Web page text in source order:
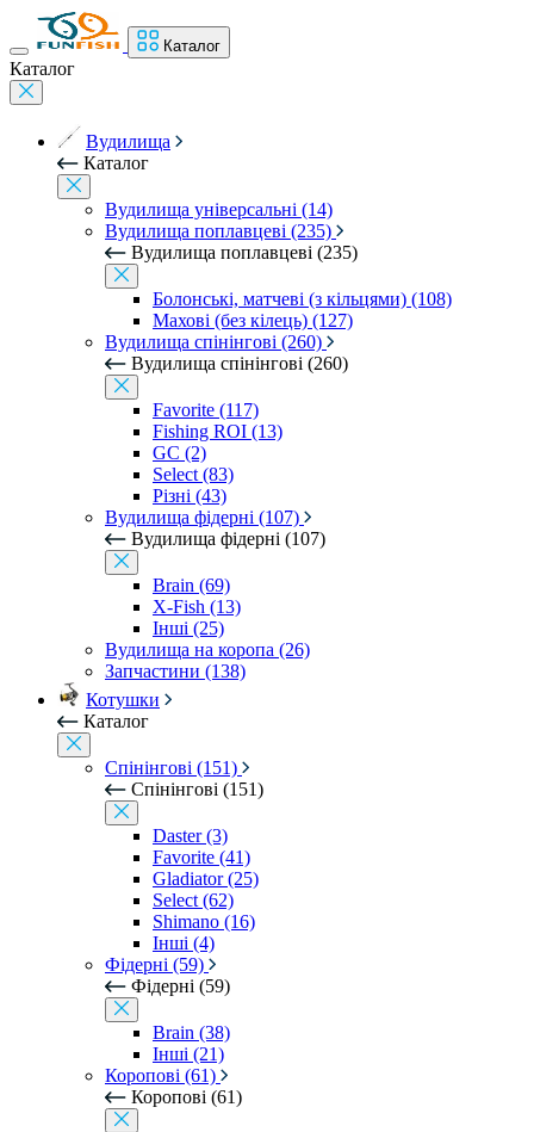
Каталог
Каталог
Вудилища
Каталог
Вудилища універсальні (14)
Вудилища поплавцеві (235)
Вудилища поплавцеві (235)
Болонські, матчеві (з кільцями) (108)
Махові (без кілець) (127)
Вудилища спінінгові (260)
Вудилища спінінгові (260)
Favorite (117)
Fishing ROI (13)
GC (2)
Select (83)
Різні (43)
Вудилища фідерні (107)
Вудилища фідерні (107)
Brain (69)
X-Fish (13)
Інші (25)
Вудилища на коропа (26)
Запчастини (138)
Котушки
Каталог
Спінінгові (151)
Спінінгові (151)
Daster (3)
Favorite (41)
Gladiator (25)
Select (62)
Shimano (16)
Інші (4)
Фідерні (59)
Фідерні (59)
Brain (38)
Інші (21)
Коропові (61)
Коропові (61)